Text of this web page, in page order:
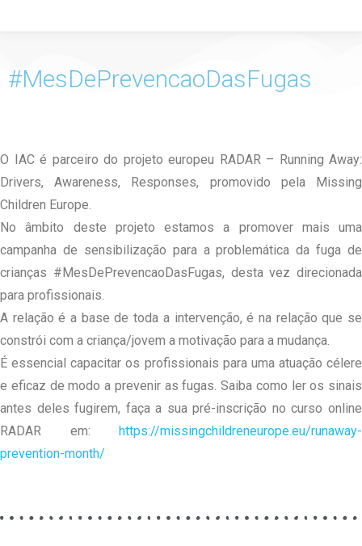
#MesDePrevencaoDasFugas
O IAC é parceiro do projeto europeu RADAR – Running Away:
Drivers, Awareness, Responses, promovido pela Missing
Children Europe.⁠
No âmbito deste projeto estamos a promover mais uma
campanha de sensibilização para a problemática da fuga de
crianças #MesDePrevencaoDasFugas, desta vez direcionada
para profissionais.⁠
A relação é a base de toda a intervenção, é na relação que se
constrói com a criança/jovem a motivação para a mudança.⁠
É essencial capacitar os profissionais para uma atuação célere
e eficaz de modo a prevenir as fugas. Saiba como ler os sinais
antes deles fugirem, faça a sua pré-inscrição no curso online
RADAR em: https://missingchildreneurope.eu/runaway-
prevention-month/